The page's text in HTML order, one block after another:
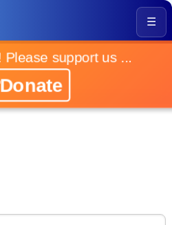
☰
support us ...